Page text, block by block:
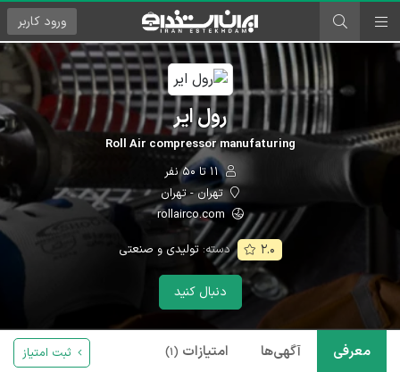
ورود کاربر
رول ایر
Roll Air compressor manufaturing
۱۱ تا ۵۰ نفر
تهران - تهران
۲.۰ دسته:تولیدی و صنعتی
دنبال کنید
معرفی آگهی‌ها امتیازات (۱) ثبت امتیاز